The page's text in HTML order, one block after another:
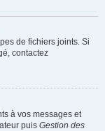
de fichiers joints. Si
contactez
à vos messages et
puis Gestion des